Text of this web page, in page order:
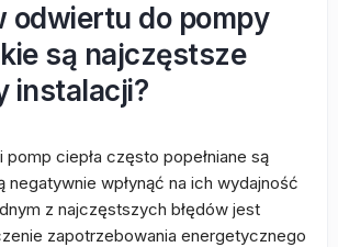
odwiertu do pompy
są najczęstsze
instalacji?
pomp ciepła często popełniane są
negatywnie wpłynąć na ich wydajność
z najczęstszych błędów jest
zapotrzebowania energetycznego